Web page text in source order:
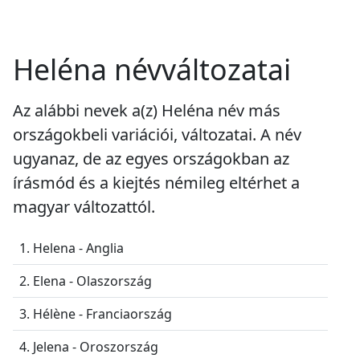
Heléna névváltozatai
Az alábbi nevek a(z) Heléna név más
országokbeli variációi, változatai. A név
ugyanaz, de az egyes országokban az
írásmód és a kiejtés némileg eltérhet a
magyar változattól.
1. Helena - Anglia
2. Elena - Olaszország
3. Hélène - Franciaország
4. Jelena - Oroszország